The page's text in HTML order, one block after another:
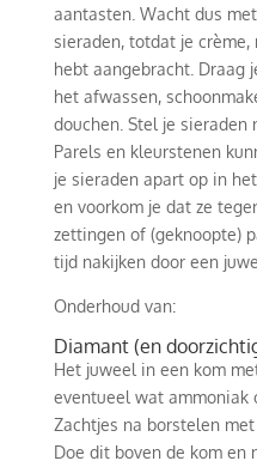
aantasten. Wacht dus
sieraden, totdat je
hebt aangebracht. Draag
het afwassen,
douchen. Stel je
Parels en kleurstenen
je sieraden apart op in
en voorkom je dat ze
zettingen of (geknoopte)
tijd nakijken door een
Onderhoud van:
Diamant(en
Het juweel in een kom
eventueel wat ammoniak
Zachtjes na borstelen
Doe dit boven de kom en